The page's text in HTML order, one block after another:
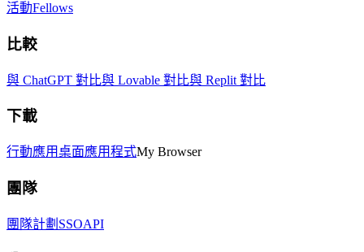
活動Fellows
比較
與 ChatGPT 對比與 Lovable 對比與 Replit 對比
下載
行動應用桌面應用程式My Browser
團隊
團隊計劃 SSOAPI